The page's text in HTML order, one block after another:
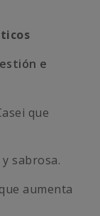
e
que
sabrosa.
aumenta